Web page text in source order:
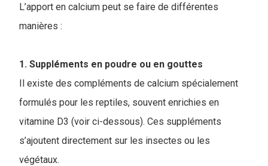
L’apport en calcium peut se faire de différentes
manières :
1. Suppléments en poudre ou en gouttes
Il existe des compléments de calcium spécialement
formulés pour les reptiles, souvent enrichies en
vitamine D3 (voir ci-dessous). Ces suppléments
s’ajoutent directement sur les insectes ou les
végétaux.